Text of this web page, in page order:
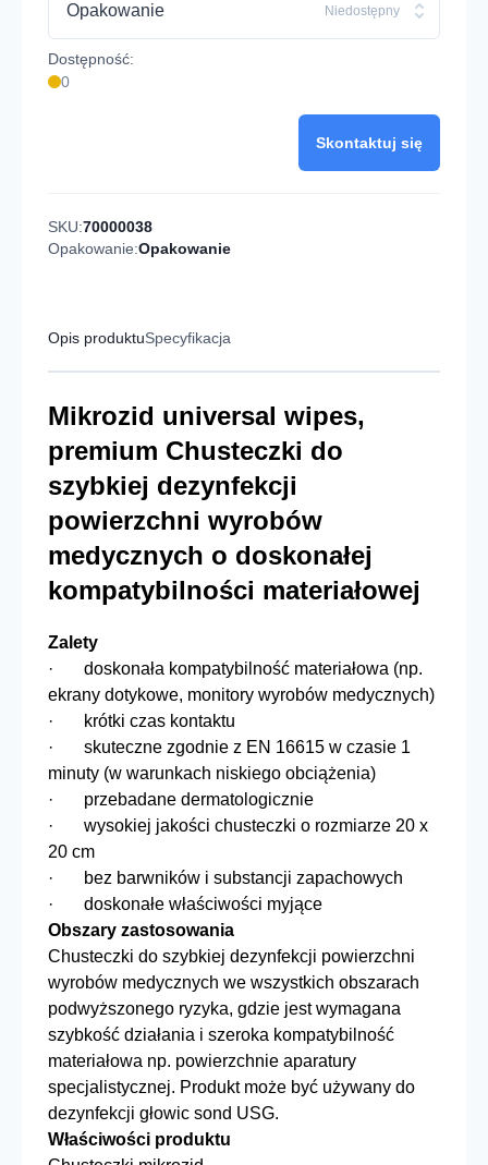
Opakowanie Niedostępny
Dostępność:
0
Skontaktuj się
SKU:70000038
Opakowanie:Opakowanie
Opis produktuSpecyfikacja
Mikrozid universal wipes,
premium Chusteczki do
szybkiej dezynfekcji
powierzchni wyrobów
medycznych o doskonałej
kompatybilności materiałowej
Zalety
· doskonała kompatybilność materiałowa (np.
ekrany dotykowe, monitory wyrobów medycznych)
· krótki czas kontaktu
· skuteczne zgodnie z EN 16615 w czasie 1
minuty (w warunkach niskiego obciążenia)
· przebadane dermatologicznie
· wysokiej jakości chusteczki o rozmiarze 20 x
20 cm
· bez barwników i substancji zapachowych
· doskonałe właściwości myjące
Obszary zastosowania
Chusteczki do szybkiej dezynfekcji powierzchni
wyrobów medycznych we wszystkich obszarach
podwyższonego ryzyka, gdzie jest wymagana
szybkość działania i szeroka kompatybilność
materiałowa np. powierzchnie aparatury
specjalistycznej. Produkt może być używany do
dezynfekcji głowic sond USG.
Właściwości produktu